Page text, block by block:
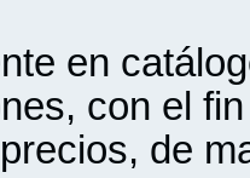
en
con el
de